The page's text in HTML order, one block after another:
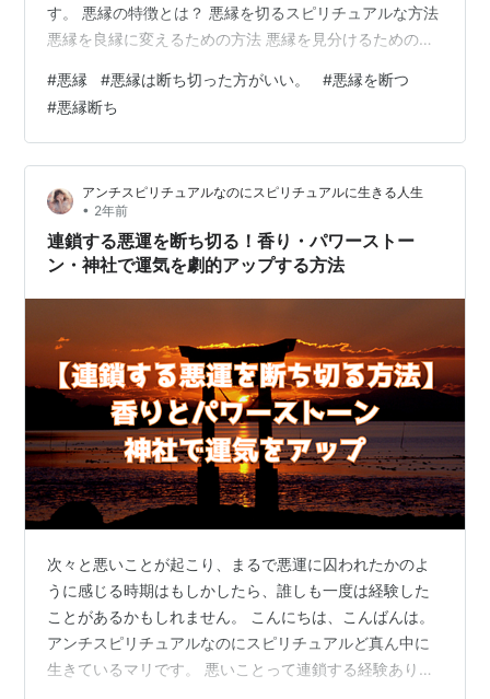
す。 悪縁の特徴とは？ 悪縁を切るスピリチュアルな方法
悪縁を良縁に変えるための方法 悪縁を見分けるための症
の縁切りスポットとしての神社ランキング５選 【京都
府】安井金比羅宮 【東京】縁切榎 【東京】豊川稲荷東京
別院 【大阪府】石切劔箭神社 【神奈川県】東慶寺 悪縁
を切るためのパワーストーン 恋愛や離婚に効果的なパワ
ーストーン オニキス カイヤナイト 病気や災いから縁を
切るのに効果的なパワ…
#悪縁 #悪縁は断ち切った方がいい。 #悪縁を断つ
#悪縁断ち
アンチスピリチュアルなのにスピリチュアルに生きる人生
• 2年前
連鎖する悪運を断ち切る！香り・パワーストー
ン・神社で運気を劇的アップする方法
次々と悪いことが起こり、まるで悪運に囚われたかのよ
うに感じる時期はもしかしたら、誰しも一度は経験した
ことがあるかもしれません。 こんにちは、こんばんは。
アンチスピリチュアルなのにスピリチュアルど真ん中に
生きているマリです。 悪いことって連鎖する経験ありま